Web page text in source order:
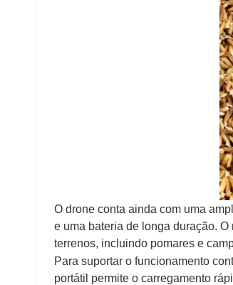
O drone conta ainda com uma
e uma bateria de longa duração.
terrenos, incluindo pomares e
Para suportar o funcionamento
portátil permite o carregamento